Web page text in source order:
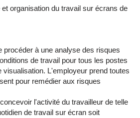
organisation du travail sur écrans de
procéder à une analyse des risques
de travail pour tous les postes
visualisation. L'employeur prend toutes
pour remédier aux risques
l'activité du travailleur de telle
de travail sur écran soit